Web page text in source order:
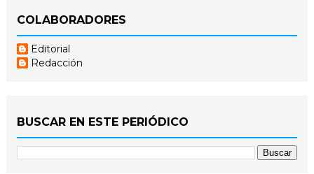
COLABORADORES
Editorial
Redacción
BUSCAR EN ESTE PERIÓDICO